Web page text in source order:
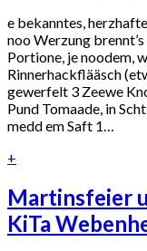
e bekanntes,
noo Werzung
Portione, je noodem,
Rinnerhackflääsch
gewerfelt 3 Zeewe
Pund Tomaade, in
medd em Saft 1…
+
Martinsfeier
KiTa